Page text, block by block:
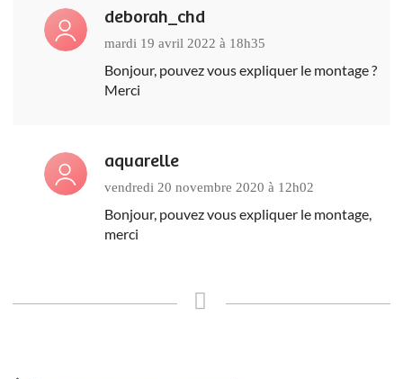
deborah_chd
mardi 19 avril 2022 à 18h35
Bonjour, pouvez vous expliquer le montage ?
Merci
aquarelle
vendredi 20 novembre 2020 à 12h02
Bonjour, pouvez vous expliquer le montage,
merci